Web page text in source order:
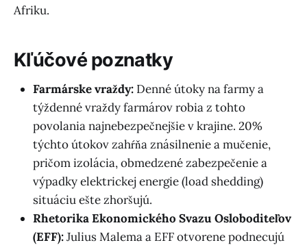
Afriku.
Kľúčové poznatky
Farmárske vraždy: Denné útoky na farmy a
týždenné vraždy farmárov robia z tohto
povolania najnebezpečnejšie v krajine. 20%
týchto útokov zahŕňa znásilnenie a mučenie,
pričom izolácia, obmedzené zabezpečenie a
výpadky elektrickej energie (load shedding)
situáciu ešte zhoršujú.
Rhetorika Ekonomického Svazu Osloboditeľov
(EFF):Julius Malema a EFF otvorene podnecujú